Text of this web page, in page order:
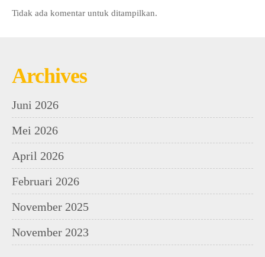
Tidak ada komentar untuk ditampilkan.
Archives
Juni 2026
Mei 2026
April 2026
Februari 2026
November 2025
November 2023